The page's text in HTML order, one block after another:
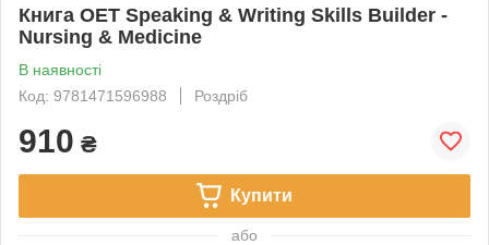
Книга OET Speaking & Writing Skills Builder -
Nursing & Medicine
В наявності
Код: 9781471596988
Роздріб
910 ₴
Купити
або